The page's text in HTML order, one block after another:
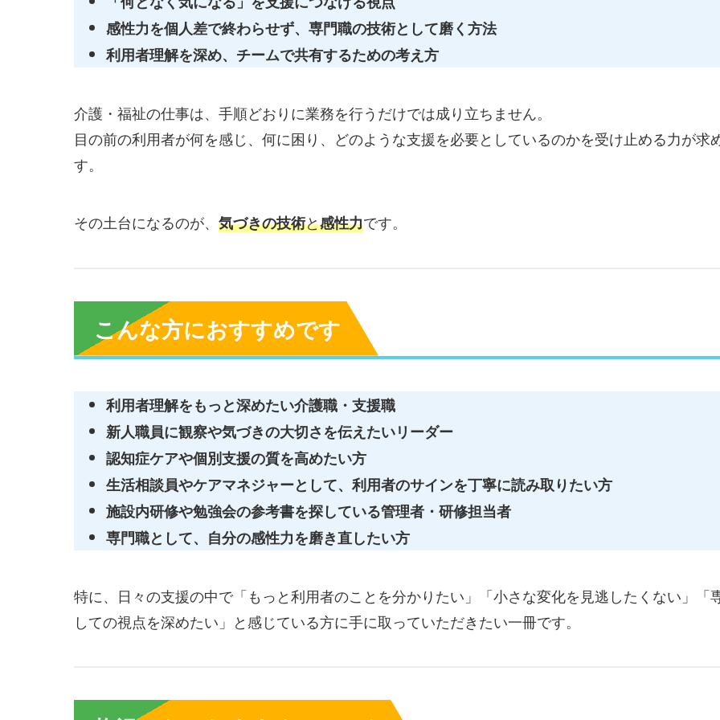
感性力を個人差で終わらせず、専門職の技術として磨く方法
利用者理解を深め、チームで共有するための考え方
介護・福祉の仕事は、手順どおりに業務を行うだけでは成り立ちません。
目の前の利用者が何を感じ、何に困り、どのような支援を必要としているのかを受け止める力が求
す。
その土台になるのが、 気づきの技術と感性力です。
こんな方におすすめです
利用者理解をもっと深めたい介護職・支援職
新人職員に観察や気づきの大切さを伝えたいリーダー
認知症ケアや個別支援の質を高めたい方
生活相談員やケアマネジャーとして、利用者のサインを丁寧に読み取りたい方
施設内研修や勉強会の参考書を探している管理者・研修担当者
専門職として、自分の感性力を磨き直したい方
特に、日々の支援の中で「もっと利用者のことを分かりたい」「小さな変化を見逃したくない」「
しての視点を深めたい」と感じている方に手に取っていただきたい一冊です。